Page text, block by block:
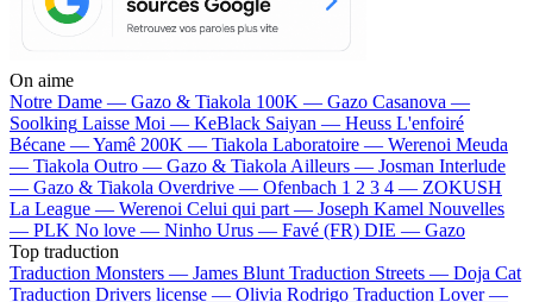
On aime
Notre Dame — Gazo & Tiakola 100K — Gazo Casanova —
Soolking Laisse Moi — KeBlack Saiyan — Heuss L'enfoiré
Bécane —Yamê 200K — Tiakola Laboratoire — Werenoi Meuda
— Tiakola Outro — Gazo & Tiakola Ailleurs — Josman Interlude
— Gazo & Tiakola Overdrive — Ofenbach 1 2 3 4 — ZOKUSH
La League — Werenoi Celui qui part — Joseph Kamel Nouvelles
— PLK No love — Ninho Urus — Favé (FR) DIE — Gazo
Top traduction
Traduction Monsters — James Blunt Traduction Streets — Doja Cat
Traduction Drivers license — Olivia Rodrigo Traduction Lover —